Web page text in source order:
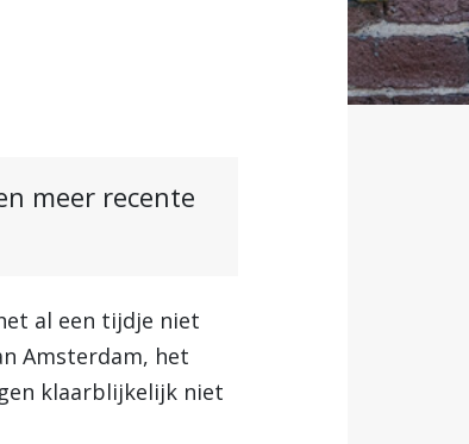
meer recente
al een tijdje niet
Amsterdam, het
klaarblijkelijk niet